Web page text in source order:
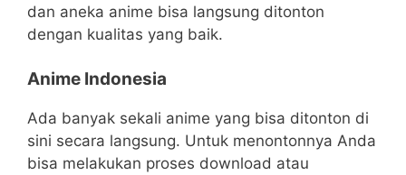
dan aneka anime bisa langsung ditonton
dengan kualitas yang baik.
Anime Indonesia
Ada banyak sekali anime yang bisa ditonton di
sini secara langsung. Untuk menontonnya Anda
bisa melakukan proses download atau